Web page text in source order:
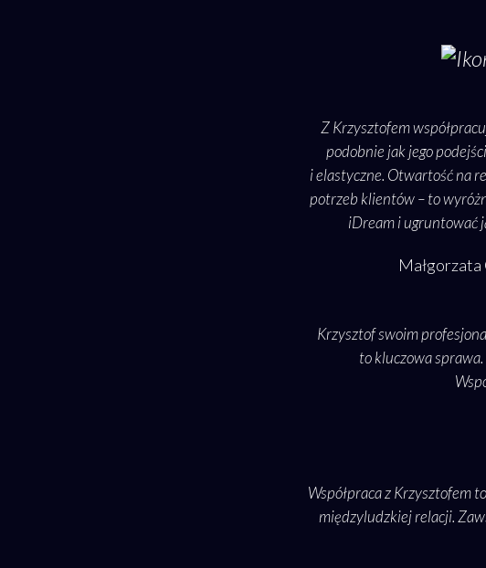
Z Krzysztofem
podobnie jak jego
i elastyczne. Otwartość na
potrzeb klientów – to
iDream i ugruntować
Małgorzata
Krzysztof swoim
to kluczowa
Współpraca z Krzysztofem
międzyludzkiej relacji.